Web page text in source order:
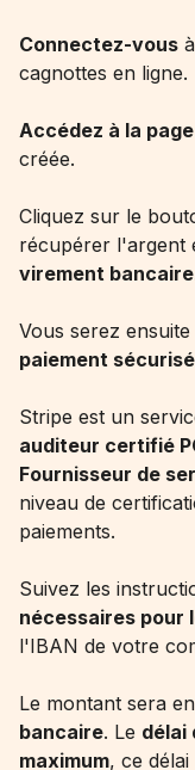
Connectez-vous
cagnottes en ligne.
Accédez à la
créée.
Cliquez sur le
récupérer l'argent
virement bancaire
Vous serez
paiement
Stripe est un
auditeur certifié
Fournisseur de
niveau de
paiements.
Suivez les
nécessaires pour
l'IBAN de votre
Le montant sera
bancaire. Le délai
maximum, ce